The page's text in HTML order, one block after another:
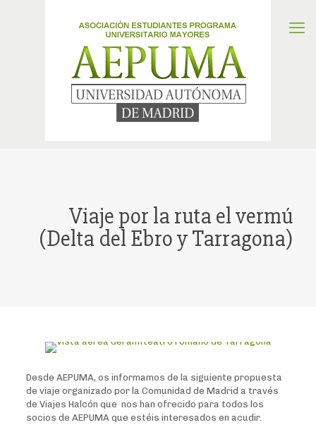
Viaje por la ruta el vermú
(Delta del Ebro y Tarragona)
Desde AEPUMA, os informamos de la siguiente propuesta
de viaje organizado por la Comunidad de Madrid a través
de Viajes Halcón que nos han ofrecido para todos los
socios de AEPUMA que estéis interesados en acudir.